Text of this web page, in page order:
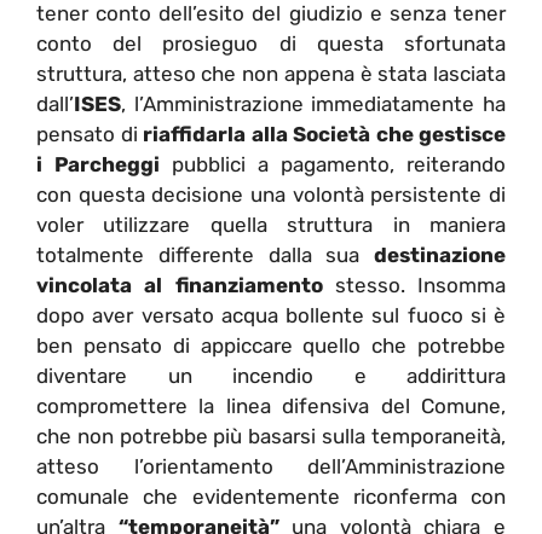
tener conto dell’esito del giudizio e senza tener
conto del prosieguo di questa sfortunata
struttura, atteso che non appena è stata lasciata
dall’ISES, l’Amministrazione immediatamente ha
pensato di riaffidarla alla Società che gestisce
i Parcheggi pubblici a pagamento, reiterando
con questa decisione una volontà persistente di
voler utilizzare quella struttura in maniera
totalmente differente dalla sua destinazione
vincolata al finanziamentostesso. Insomma
dopo aver versato acqua bollente sul fuoco si è
ben pensato di appiccare quello che potrebbe
diventare un incendio e addirittura
compromettere la linea difensiva del Comune,
che non potrebbe più basarsi sulla temporaneità,
atteso l’orientamento dell’Amministrazione
comunale che evidentemente riconferma con
un’altra “temporaneità”una volontà chiara e